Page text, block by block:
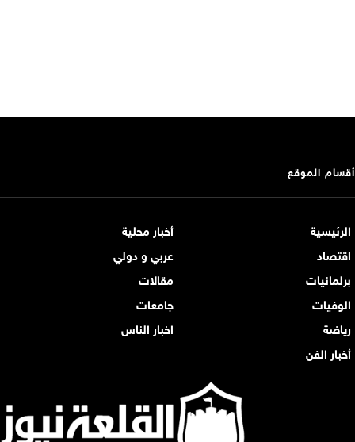
أقسام الموقع
الرئيسية
أخبار محلية
اقتصاد
عربي و دولي
برلمانيات
مقالات
الوفيات
جامعات
رياضة
اخبار الناس
أخبار الفن